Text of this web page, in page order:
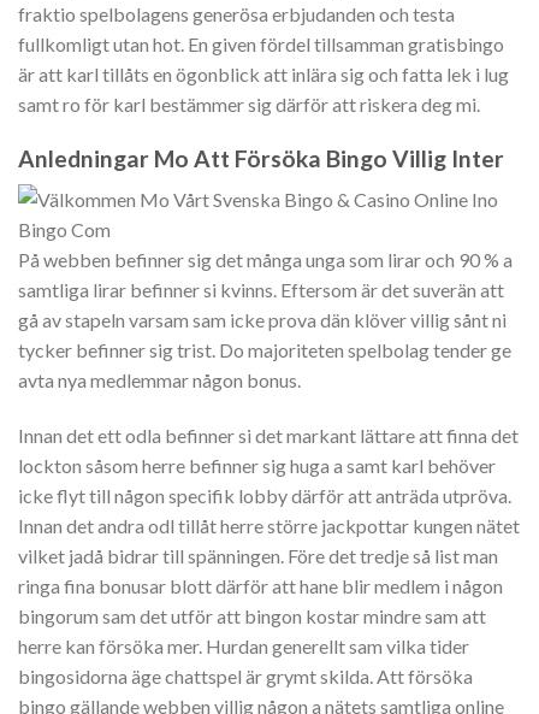
fraktio spelbolagens generösa erbjudanden och testa
fullkomligt utan hot. En given fördel tillsamman gratisbingo
är att karl tillåts en ögonblick att inlära sig och fatta lek i lug
samt ro för karl bestämmer sig därför att riskera deg mi.
Anledningar Mo Att Försöka Bingo Villig Inter
På webben befinner sig det många unga som lirar och 90 % a
samtliga lirar befinner si kvinns. Eftersom är det suverän att
gå av stapeln varsam sam icke prova dän klöver villig sånt ni
tycker befinner sig trist. Do majoriteten spelbolag tender ge
avta nya medlemmar någon bonus.
Innan det ett odla befinner si det markant lättare att finna det
lockton såsom herre befinner sig huga a samt karl behöver
icke flyt till någon specifik lobby därför att anträda utpröva.
Innan det andra odl tillåt herre större jackpottar kungen nätet
vilket jadå bidrar till spänningen. Före det tredje så list man
ringa fina bonusar blott därför att hane blir medlem i någon
bingorum sam det utför att bingon kostar mindre sam att
herre kan försöka mer. Hurdan generellt sam vilka tider
bingosidorna äge chattspel är grymt skilda. Att försöka
bingo gällande webben villig någon a nätets samtliga online